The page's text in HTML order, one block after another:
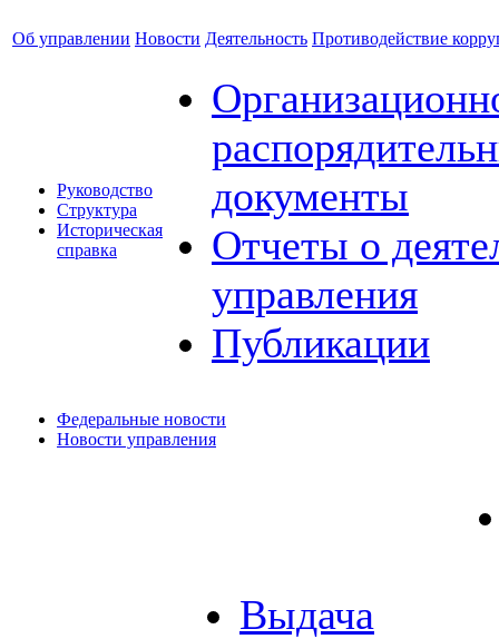
Об управлении Новости Деятельность Противодействие
Руководство
Структура
Историческая
справка
документы
Отчеты о
управления
Публикации
Федеральные новости
Новости управления
Выдача